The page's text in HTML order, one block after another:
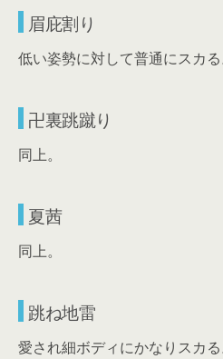
眉庇割り
低い姿勢に対して普通にスカる
卍裏跳蹴り
同上。
夏茜
同上。
跳ね地雷
愛され細ボディにかなりスカ